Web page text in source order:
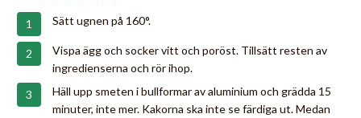
Sätt ugnen på 160°.
Vispa ägg och socker vitt och poröst. Tillsätt resten av
ingredienserna och rör ihop.
Häll upp smeten i bullformar av aluminium och grädda 15
minuter, inte mer. Kakorna ska inte se färdiga ut. Medan